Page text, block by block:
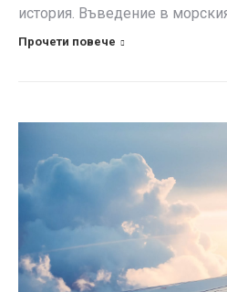
история. Въведение в
Прочети повече